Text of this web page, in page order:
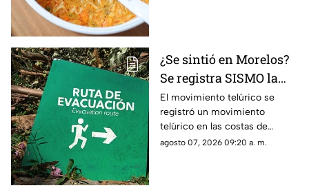
¿Se sintió en Morelos?
Se registra SISMO la
mañana de este viernes
7 de agosto
El movimiento telúrico se
registró un movimiento
telúrico en las costas de
Guerrero.
agosto 07, 2026 09:20 a. m.